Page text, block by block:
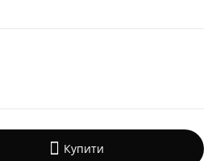
Купити